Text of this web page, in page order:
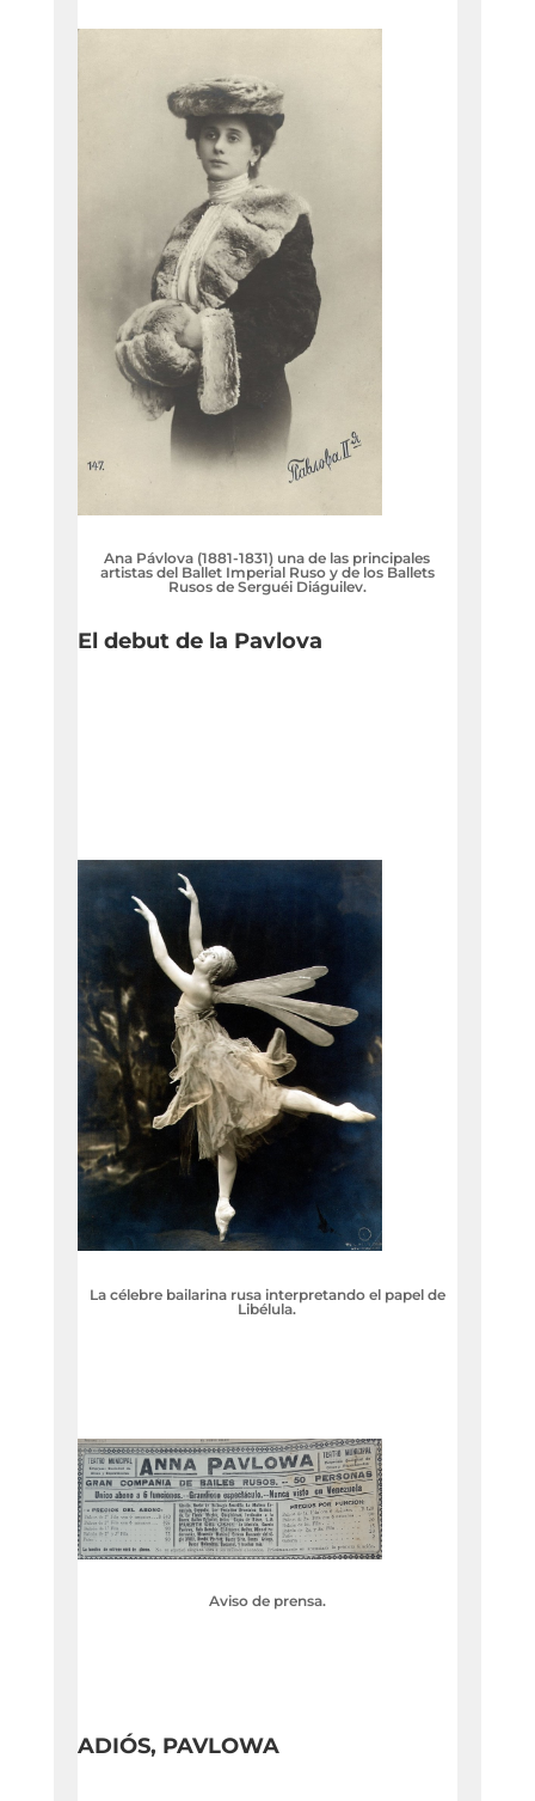
Ana Pávlova (1881-1831) una de las principales
artistas del Ballet Imperial Ruso y de los Ballets
Rusos de Serguéi Diáguilev.
El debut de la Pavlova
La célebre bailarina rusa interpretando el papel de
Libélula.
Aviso de prensa.
ADIÓS, PAVLOWA